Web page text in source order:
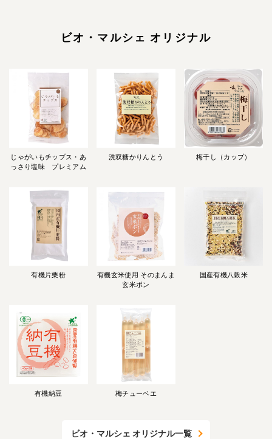
ビオ・マルシェ オリジナル
じゃがいもチップス・あ
っさり塩味 プレミアム
洗双糖かりんとう 梅干し（カップ）
有機片栗粉
有機玄米使用 そのまんま
玄米ポン
国産有機八穀米
有機納豆 梅チューベエ
ビオ・マルシェ オリジナル一覧